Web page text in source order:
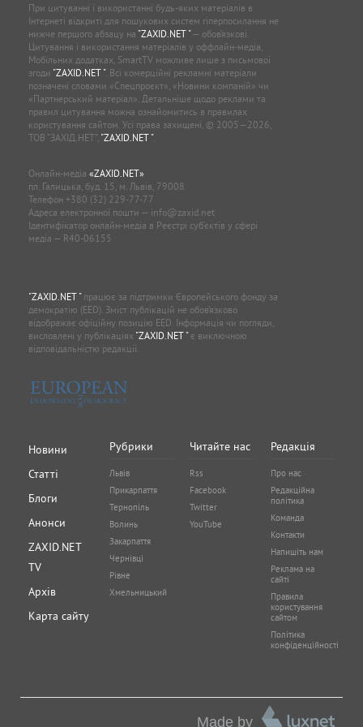
При цитуванні і використанні будь-яких матеріалів в
Інтернеті відкриті для пошукових систем гіперпосилання не
нижче першого абзацу на "ZAXID.NET "— обов’язкові.
Цитування і використання матеріалів у оффлайн-медіа,
Мобільних додатках, SmartTV можливе лише з письмової
згоди "ZAXID.NET ". Всі комерційні рекламні матеріали
позначені словами «Спецпроєкт», «Новини компаній» чи
«Партнерський матеріал». Детальніше щодо реклами та
правил цитування можна ознайомитись в правилах
користування сайтом. Усі права захищені. © 2005—2026,
ТОВ “ЗАХІД.НЕТ”, "ZAXID.NET ".
Онлайн-медіа «ZAXID.NET»
пл. Галицька, буд. 15, м. Львів, 79008
Телефон +380 (32) 229-77-77
Адреса електронної пошти — info@zaxid.net
Ідентифікатор онлайн-медіа в Реєстрі суб'єктів у сфері
медіа — R40-06155
"ZAXID.NET "працює за підтримки Європейського фонду за
демократію (EED). Зміст публікацій не обов’язково
відображає офіційну позицію EED. Інформація чи погляди,
висловлені у публікаціях "ZAXID.NET "є виключною
відповідальністю редакції.
Новини
Статті
Блоги
Анонси
ZAXID.NET
TV
Архів
Карта сайту
Рубрики
Львів
Прикарпаття
Тернопіль
Волинь
Закарпаття
Чернівці
Рівне
Хмельницький
Читайте нас
Rss
Facebook
Twitter
YouTube
Редакція
Про нас
Редакційна
політика
Команда
Контакти
Напишіть нам
Реклама на
сайті
Правила
користування
сайтом
Політика
конфіденційності
Made by